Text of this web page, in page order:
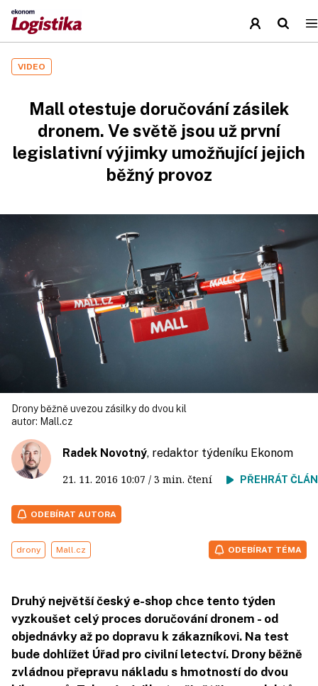
VIDEO
Mall otestuje doručování zásilek
dronem. Ve světě jsou už první
legislativní výjimky umožňující jejich
běžný provoz
Drony běžně uvezou zásilky do dvou kil
autor: Mall.cz
Radek Novotný, redaktor týdeníku Ekonom
21. 11. 2016 10:07 / 3 min. čtení PŘEHRÁT
ODEBÍRAT AUTORA
drony Mall.cz ODEBÍRAT TÉMA
Druhý největší český e-shop chce tento týden
vyzkoušet celý proces doručování dronem - od
objednávky až po dopravu k zákazníkovi. Na test
bude dohlížet Úřad pro civilní letectví. Drony běžně
zvládnou přepravu nákladu s hmotností do dvou